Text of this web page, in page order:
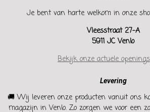
Je bent van harte welkom in onze
Vleesstraat 27-A
5911 JC Venlo
Bekijk onze actuele
Levering
🚚 Wij leveren onze producten vanuit ons
magazijn in Venlo. Zo zorgen we voor een